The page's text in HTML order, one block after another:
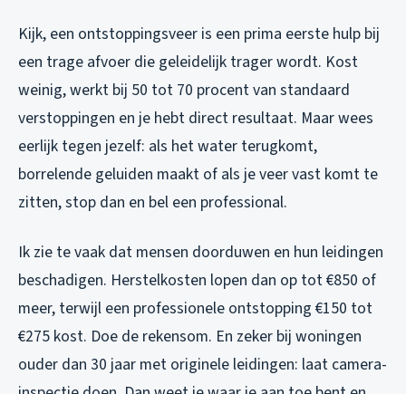
Kijk, een ontstoppingsveer is een prima eerste hulp bij
een trage afvoer die geleidelijk trager wordt. Kost
weinig, werkt bij 50 tot 70 procent van standaard
verstoppingen en je hebt direct resultaat. Maar wees
eerlijk tegen jezelf: als het water terugkomt,
borrelende geluiden maakt of als je veer vast komt te
zitten, stop dan en bel een professional.
Ik zie te vaak dat mensen doorduwen en hun leidingen
beschadigen. Herstelkosten lopen dan op tot €850 of
meer, terwijl een professionele ontstopping €150 tot
€275 kost. Doe de rekensom. En zeker bij woningen
ouder dan 30 jaar met originele leidingen: laat camera-